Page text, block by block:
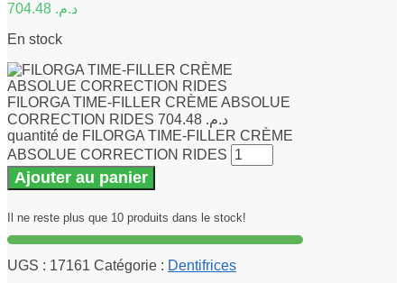
د.م.
En stock
FILORGA TIME-FILLER CRÈME ABSOLUE
CORRECTION RIDES
د.م.
quantité de FILORGA TIME-FILLER CRÈME
ABSOLUE CORRECTION RIDES
Ajouter au panier
Il ne reste plus que 10 produits dans le stock!
UGS : 17161 Catégorie : Dentifrices